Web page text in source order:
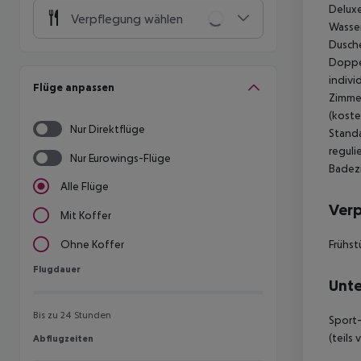
Verpflegung wählen
Flüge anpassen
Nur Direktflüge
Nur Eurowings-Flüge
Alle Flüge
Mit Koffer
Ohne Koffer
Flugdauer
Flugdauer
Bis zu 24 Stunden
Abflugzeiten
Abflugzeiten
(teils